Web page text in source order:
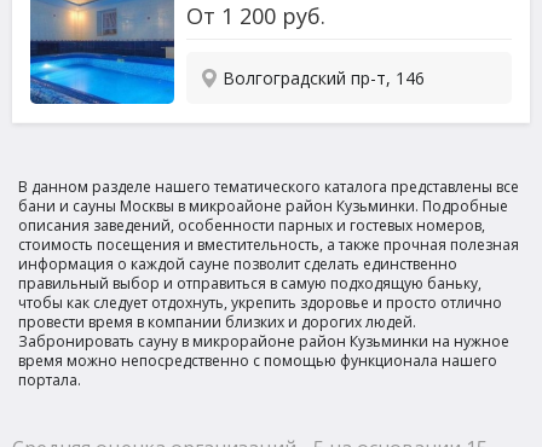
От 1 200 руб.
Волгоградский пр-т, 146
В данном разделе нашего тематического каталога представлены все
бани и сауны Москвы в микроайоне район Кузьминки. Подробные
описания заведений, особенности парных и гостевых номеров,
стоимость посещения и вместительность, а также прочная полезная
информация о каждой сауне позволит сделать единственно
правильный выбор и отправиться в самую подходящую баньку,
чтобы как следует отдохнуть, укрепить здоровье и просто отлично
провести время в компании близких и дорогих людей.
Забронировать сауну в микрорайоне район Кузьминки на нужное
время можно непосредственно с помощью функционала нашего
портала.